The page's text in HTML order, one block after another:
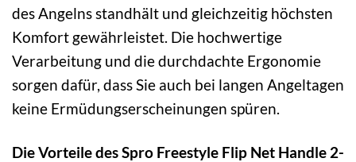
des Angelns standhält und gleichzeitig höchsten
Komfort gewährleistet. Die hochwertige
Verarbeitung und die durchdachte Ergonomie
sorgen dafür, dass Sie auch bei langen Angeltagen
keine Ermüdungserscheinungen spüren.
Die Vorteile des Spro Freestyle Flip Net Handle 2-